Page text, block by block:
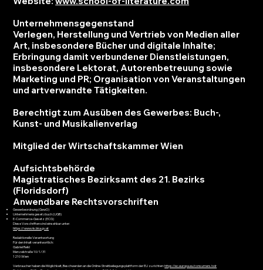
Unternehmensgegenstand
Verlegen, Herstellung und Vertrieb von Medien aller
Art, insbesondere Bücher und digitale Inhalte;
Erbringung damit verbundener Dienstleistungen,
insbesondere Lektorat, Autorenbetreuung sowie
Marketing und PR; Organisation von Veranstaltungen
und artverwandte Tätigkeiten.
Berechtigt zum Ausüben des Gewerbes: Buch-,
Kunst- und Musikalienverlag
Mitglied der Wirtschaftskammer Wien
Aufsichtsbehörde
Magistratisches Bezirksamt des 21. Bezirks
(Floridsdorf)
Anwendbare Rechtsvorschriften
Gewerbeordnung (GewO)
Unternehmensgesetzbuch (UGB)
E-Commerce-Gesetz (ECG)
Diese Vorschriften sind einsehbar unter:
https://www.ris.bka.gv.at
Redaktionelle Verantwortung
Für den Inhalt verantwortlich:
Gabriel Reikl
Menzelstraße 10/1/31
1210 Wien
Verbraucher haben die Möglichkeit, Beschwerden an die Online-Streitbeilegungsplattform der EU zu richten:https://ec.europa.eu/consumers/odr